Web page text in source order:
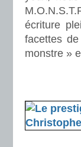
écriture
facettes
monstre »